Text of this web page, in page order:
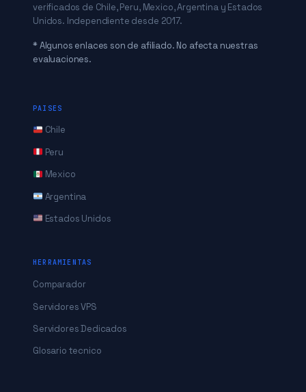
verificados de Chile, Peru, Mexico, Argentina y Estados
Unidos. Independiente desde 2017.
* Algunos enlaces son de afiliado. No afecta nuestras
evaluaciones.
PAISES
Chile
Peru
Mexico
Argentina
Estados Unidos
HERRAMIENTAS
Comparador
Servidores VPS
Servidores Dedicados
Glosario tecnico